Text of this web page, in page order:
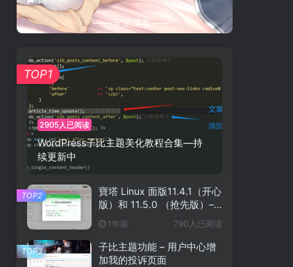
——安笙博客——
2905人已阅读
WordPress子比主题美化教程合集—持
续更新中
TOP1
寶塔 Linux 面版11.4.1（开心
版）和 11.5.0 （抢先版）–
宝塔开心版脚本
1年前 790人已阅读
TOP2
子比主题功能 – 用户中心增
加我的投诉页面
TOP3